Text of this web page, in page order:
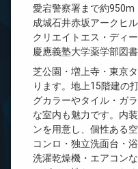
愛宕警察署まで約950m
成城石井赤坂アークヒ
クリエイトエス・ディ
慶應義塾大学薬学部図
芝公園・増上寺・東京
ります。地上15階建の
グカラーやタイル・ガ
な室内も魅力です。内
ンを用意し、個性ある
コンロ・独立洗面台・
洗濯乾燥機・エアコン